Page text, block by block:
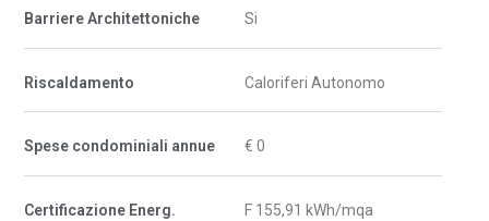
Barriere Architettoniche Si
Riscaldamento Caloriferi Autonomo
Spese condominiali annue € 0
Certificazione Energ. F 155,91 kWh/mqa